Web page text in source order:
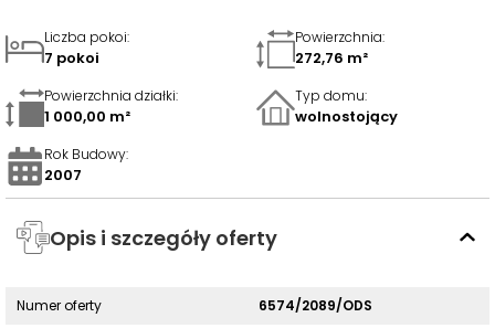
Liczba pokoi:
7 pokoi
Powierzchnia:
272,76 m²
Powierzchnia działki:
1 000,00 m²
Typ domu:
wolnostojący
Rok Budowy:
2007
Opis i szczegóły oferty
Numer oferty
6574/2089/ODS